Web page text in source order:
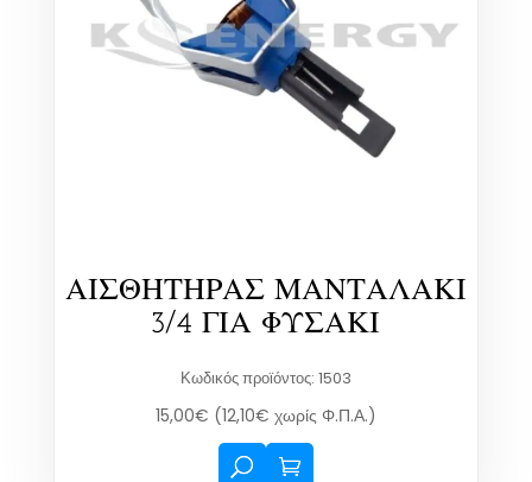
ΑΙΣΘΗΤΗΡΑΣ ΜΑΝΤΑΛΑΚΙ
3/4 ΓΙΑ ΦΥΣΑΚΙ
Κωδικός προϊόντος: 1503
15,00€ (12,10€ χωρίς Φ.Π.Α.)